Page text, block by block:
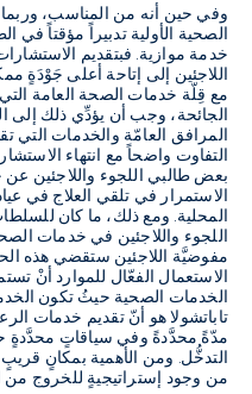
وفي حين أنه من المناسب،
الصحية الأولية تدبيراً مؤقتاً في
خدمة موازية. فبتقديم
اللاجئين إلى إتاحة أعلى جَوْدَةٍ
مع قِلّة خدمات الصحة العامة
الجائحة، وجب أن يؤدِّي ذلك إلى
المرافق العامّة والخدمات التي
التفاوت واضحاً مع انتهاء
بعض طالبي اللجوء واللاجئين عن
الاستمرار في تلقي العلاج في
المحلية. ومع ذلك، ما كان
اللجوء واللاجئين في خدمات
مفوضيَّة اللاجئين ستقضي هذه
الاستعمال الفعّال للموارد أنْ
الخدمات الصحية حيثُ تكون
تاباتشولا هو أنّ تقديم خدمات
مدّةً محدَّدةً وفي سياقاتٍ محدَّدةٍ
التدخُّل. ومن الأهمية بمكانٍ
من وجود إستراتيجيةٍ للخروج من